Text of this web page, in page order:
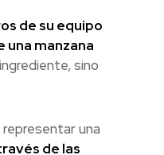
de su equipo
manzana
sino
una
de las